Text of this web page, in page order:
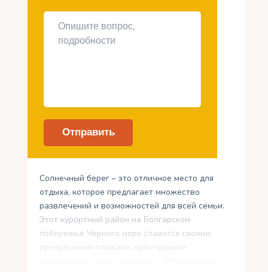
Солнечный берег – это отличное место для
отдыха, которое предлагает множество
развлечений и возможностей для всей семьи.
Этот курортный район на Болгарском
побережье Черного моря славится своими
прекрасными пляжами, культурными